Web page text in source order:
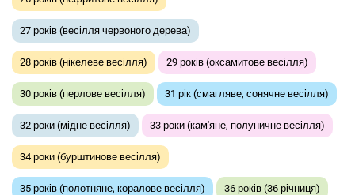
27 років (весілля червоного дерева)
28 років (нікелеве весілля) 29 років (оксамитове весілля)
30 років (перлове весілля) 31 рік (смагляве, сонячне весілля)
32 роки (мідне весілля) 33 роки (кам'яне, полуничне весілля)
34 роки (бурштинове весілля)
35 років (полотняне, коралове весілля) 36 років (36 річниця)